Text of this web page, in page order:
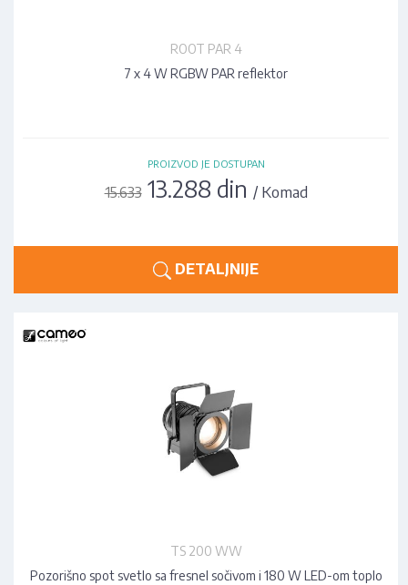
ROOT PAR 4
7 x 4 W RGBW PAR reflektor
PROIZVOD JE DOSTUPAN
15.63313.288 din / Komad
DETALJNIJE
TS 200 WW
Pozorišno spot svetlo sa fresnel sočivom i 180 W LED-om toplo